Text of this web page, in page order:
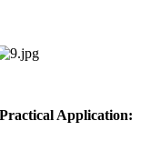
Application: